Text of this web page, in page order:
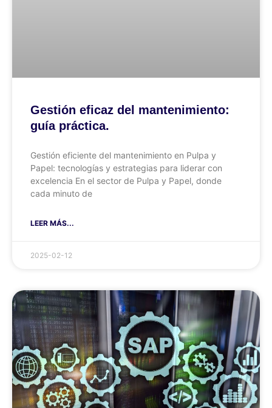
Gestión eficaz del mantenimiento:
guía práctica.
Gestión eficiente del mantenimiento en Pulpa y
Papel: tecnologías y estrategias para liderar con
excelencia En el sector de Pulpa y Papel, donde
cada minuto de
LEER MÁS...
2025-02-12